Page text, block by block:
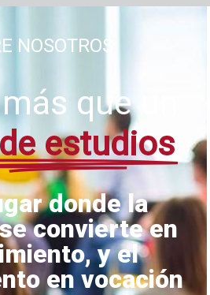
NOSOTROS
que un
estudios
donde la
convierte en
y el
en vocación